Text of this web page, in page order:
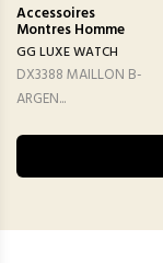
Accessoires
Montres Homme
GG LUXE WATCH
DX3388 MAILLON B-
ARGEN...